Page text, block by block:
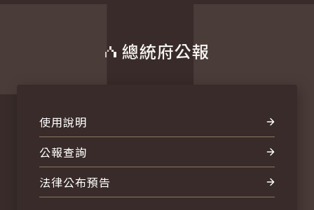
總統府公報
使用說明
公報查詢
法律公布預告